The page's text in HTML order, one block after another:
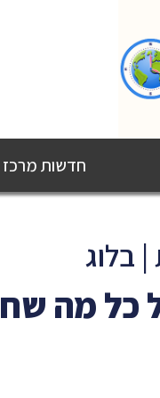
חדשות מרכז
בלוג
כל מה